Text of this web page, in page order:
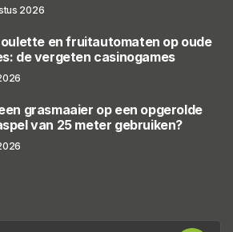
2026
en fruitautomaten op oude
de vergeten casinogames
grasmaaier op een opgerolde
van 25 meter gebruiken?